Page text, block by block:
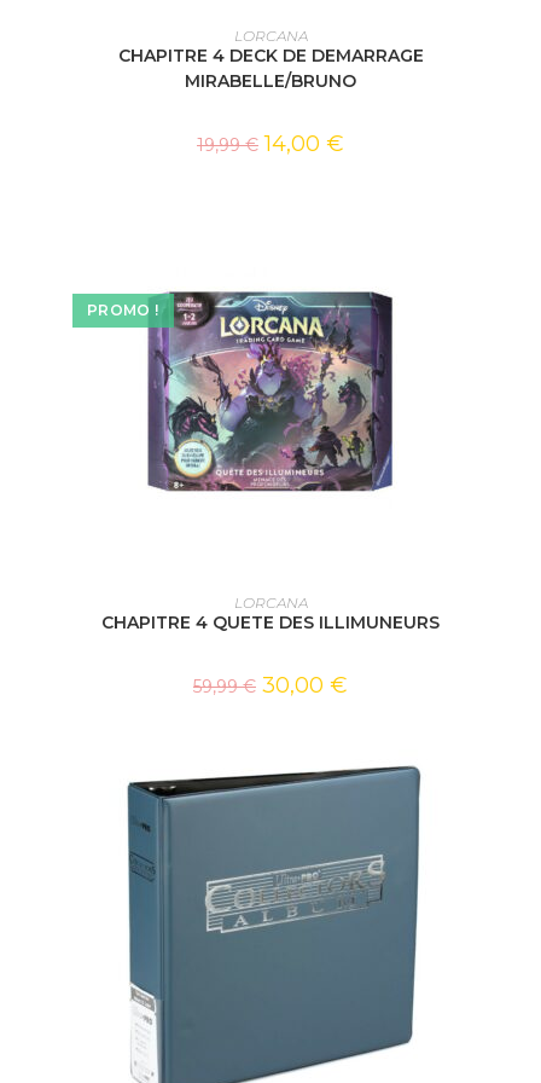
AJOUTER AU PANIER
LORCANA
CHAPITRE 4 DECK DE DEMARRAGE
MIRABELLE/BRUNO
19,99€ 14,00 €
PROMO !
AJOUTER AU PANIER
LORCANA
CHAPITRE 4 QUETE DES ILLIMUNEURS
59,99€ 30,00 €